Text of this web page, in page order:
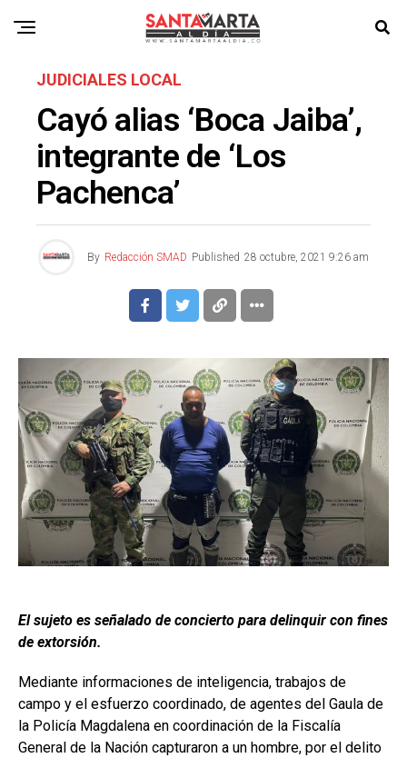
JUDICIALES LOCAL
Cayó alias ‘Boca Jaiba’,
integrante de ‘Los
Pachenca’
By Redacción SMAD Published 28 octubre, 2021 9:26 am
El sujeto es señalado de concierto para delinquir con fines
de extorsión.
Mediante informaciones de inteligencia, trabajos de
campo y el esfuerzo coordinado, de agentes del Gaula de
la Policía Magdalena en coordinación de la Fiscalía
General de la Nación capturaron a un hombre, por el delito